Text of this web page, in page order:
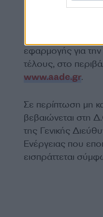
Η αρμόδια
εφαρμογής για
τέλους, στο
www.aade.gr.
Σε περίπτωση μη
βεβαιώνεται στη
της Γενικής
Ενέργειας που
εισπράττεται